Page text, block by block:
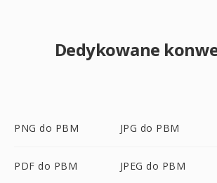
Dedykowane
PNG do PBM JPG do PBM
PDF do PBM JPEG do PBM